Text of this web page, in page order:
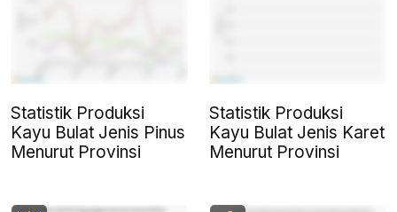
Statistik Produksi
Kayu Bulat Jenis Pinus
Menurut Provinsi
Statistik Produksi
Kayu Bulat Jenis Karet
Menurut Provinsi